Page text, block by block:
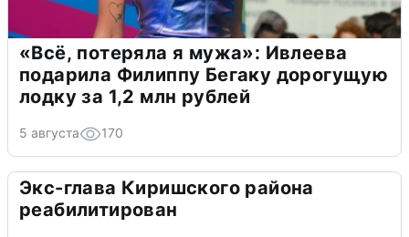
«Всё, потеряла я мужа»: Ивлеева
подарила Филиппу Бегаку дорогущую
лодку за 1,2 млн рублей
5 августа 170
Экс-глава Киришского района
реабилитирован